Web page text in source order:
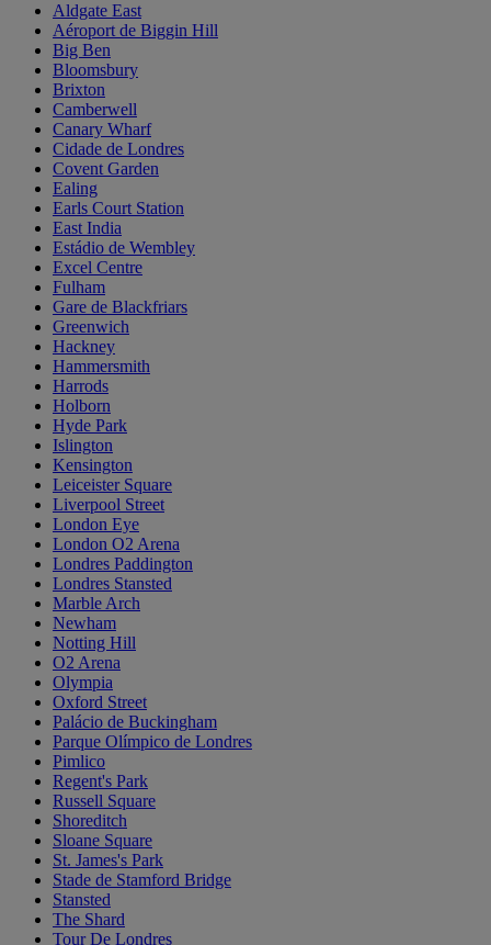
Aldgate East
Aéroport de Biggin Hill
Big Ben
Bloomsbury
Brixton
Camberwell
Canary Wharf
Cidade de Londres
Covent Garden
Ealing
Earls Court Station
East India
Estádio de Wembley
Excel Centre
Fulham
Gare de Blackfriars
Greenwich
Hackney
Hammersmith
Harrods
Holborn
Hyde Park
Islington
Kensington
Leiceister Square
Liverpool Street
London Eye
London O2 Arena
Londres Paddington
Londres Stansted
Marble Arch
Newham
Notting Hill
O2 Arena
Olympia
Oxford Street
Palácio de Buckingham
Parque Olímpico de Londres
Pimlico
Regent's Park
Russell Square
Shoreditch
Sloane Square
St. James's Park
Stade de Stamford Bridge
Stansted
The Shard
Tour De Londres